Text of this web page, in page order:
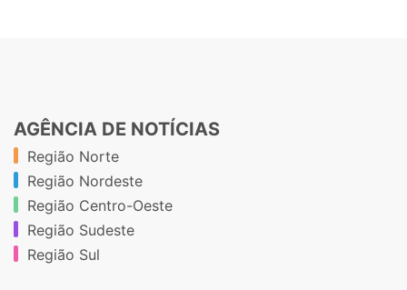
AGÊNCIA DE NOTÍCIAS
Região Norte
Região Nordeste
Região Centro-Oeste
Região Sudeste
Região Sul